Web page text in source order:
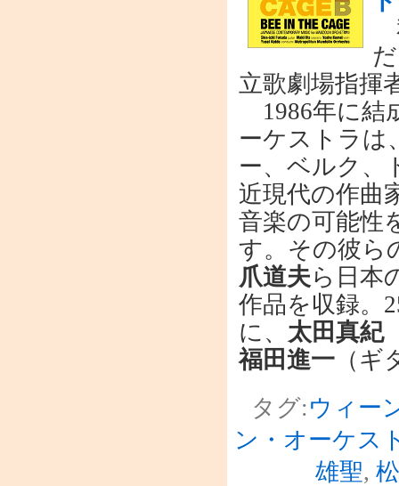
立歌劇場指揮
1986年に結
ーケストラは
ー、ベルク、
近現代の作曲
音楽の可能性
す。その彼ら
爪道夫ら日本
作品を収録。
に、 太田真紀
福田進一 （
タグ:ウィー
ン・オーケス
雄聖,